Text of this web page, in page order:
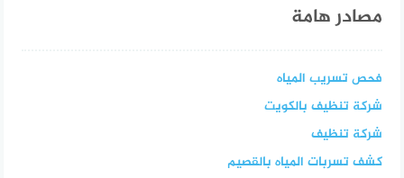
مصادر هامة
فحص تسريب المياه
شركة تنظيف بالكويت
شركة تنظيف
كشف تسربات المياه بالقصيم